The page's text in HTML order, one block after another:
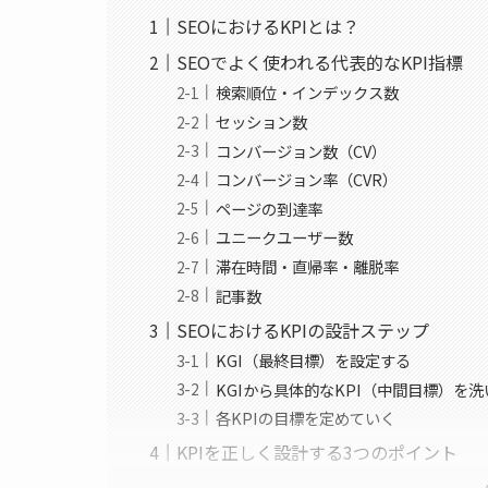
SEOにおけるKPIとは？
SEOでよく使われる代表的なKPI指標
検索順位・インデックス数
セッション数
コンバージョン数（CV）
コンバージョン率（CVR）
ページの到達率
ユニークユーザー数
滞在時間・直帰率・離脱率
記事数
SEOにおけるKPIの設計ステップ
KGI（最終目標）を設定する
KGIから具体的なKPI（中間目標）を
各KPIの目標を定めていく
KPIを正しく設計する3つのポイント